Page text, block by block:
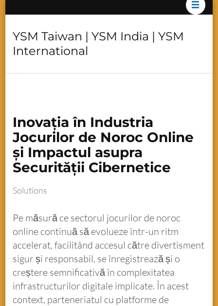
YSM Taiwan | YSM India | YSM
International
Inovația în Industria
Jocurilor de Noroc Online
și Impactul asupra
Securității Cibernetice
Solutions
Pe măsură ce sectorul jocurilor de noroc
online continuă să evolueze într-un ritm
accelerat, facilitând accesul către divertisment
sigur și responsabil, se înregistrează și o
creștere semnificativă în complexitatea
infrastructurilor digitale implicate. În acest
context, parteneriatul cu platforme de